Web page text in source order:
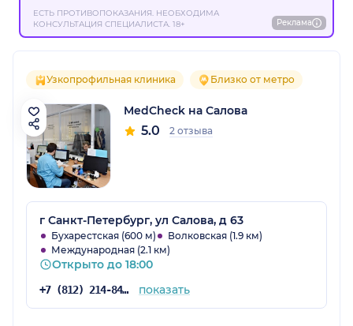
ЕСТЬ ПРОТИВОПОКАЗАНИЯ. НЕОБХОДИМА
КОНСУЛЬТАЦИЯ СПЕЦИАЛИСТА. 18+
Реклама
Узкопрофильная клиника Близко от метро
MedCheck на Салова
5.0 2 отзыва
г Санкт-Петербург, ул Салова, д 63
Бухарестская (600 м)
Волковская (1.9 км)
Международная (2.1 км)
Открыто до 18:00
+7 (812) 214-84-90 показать